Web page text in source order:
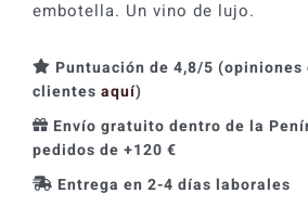
embotella. Un vino de lujo.
Puntuación de 4,8/5 (opiniones
clientes aquí)
Envío gratuito dentro de la
pedidos de +120 €
Entrega en 2-4 días laborales